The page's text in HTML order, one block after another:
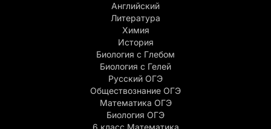
Английский
Литература
Химия
История
Биология с Глебом
Биология с Гелей
Русский ОГЭ
Обществознание ОГЭ
Математика ОГЭ
Биология ОГЭ
6 класс Математика